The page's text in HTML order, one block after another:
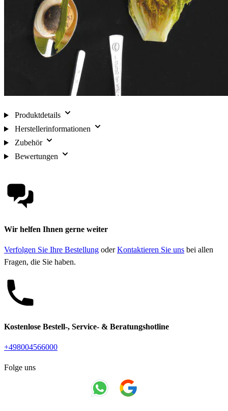
Produktdetails
Herstellerinformationen
Zubehör
Bewertungen
Wir helfen Ihnen gerne weiter
Verfolgen Sie Ihre Bestellung oderKontaktieren Sie uns bei allen
Fragen, die Sie haben.
Kostenlose Bestell-, Service- & Beratungshotline
+498004566000
Folge uns